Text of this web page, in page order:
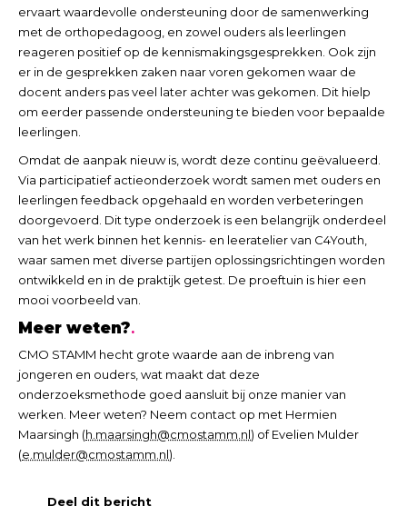
ervaart waardevolle ondersteuning door de samenwerking
met de orthopedagoog, en zowel ouders als leerlingen
reageren positief op de kennismakingsgesprekken. Ook zijn
er in de gesprekken zaken naar voren gekomen waar de
docent anders pas veel later achter was gekomen. Dit hielp
om eerder passende ondersteuning te bieden voor bepaalde
leerlingen.
Omdat de aanpak nieuw is, wordt deze continu geëvalueerd.
Via participatief actieonderzoek wordt samen met ouders en
leerlingen feedback opgehaald en worden verbeteringen
doorgevoerd. Dit type onderzoek is een belangrijk onderdeel
van het werk binnen het kennis- en leeratelier van C4Youth,
waar samen met diverse partijen oplossingsrichtingen worden
ontwikkeld en in de praktijk getest. De proeftuin is hier een
mooi voorbeeld van.
Meer weten?
CMO STAMM hecht grote waarde aan de inbreng van
jongeren en ouders, wat maakt dat deze
onderzoeksmethode goed aansluit bij onze manier van
werken. Meer weten? Neem contact op met Hermien
Maarsingh (h.maarsingh@cmostamm.nl) of Evelien Mulder
(e.mulder@cmostamm.nl).
Deel dit bericht